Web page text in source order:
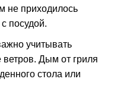
не приходилось
посудой.
учитывать
Дым от гриля
стола или